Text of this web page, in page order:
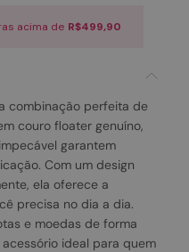
acima de R$499,90
combinação perfeita de
couro floater genuíno,
garantem
Com um design
ela oferece a
precisa no dia a dia.
e moedas de forma
ideal para quem